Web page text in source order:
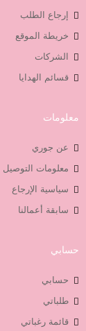
إرجاع الطلب
خريطة الموقع
الشركات
قسائم الهدايا
معلومات
عن جوري
معلومات التوصيل
سياسية الإرجاع
سابقة أعمالنا
حسابي
حسابي
طلباتي
قائمة رغباتي